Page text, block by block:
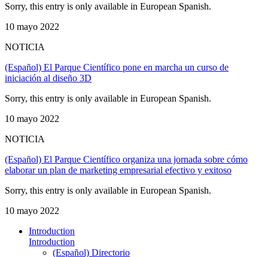
Sorry, this entry is only available in European Spanish.
10 mayo 2022
NOTICIA
(Español) El Parque Científico pone en marcha un curso de
iniciación al diseño 3D
Sorry, this entry is only available in European Spanish.
10 mayo 2022
NOTICIA
(Español) El Parque Científico organiza una jornada sobre cómo
elaborar un plan de marketing empresarial efectivo y exitoso
Sorry, this entry is only available in European Spanish.
10 mayo 2022
Introduction
Introduction
(Español) Directorio